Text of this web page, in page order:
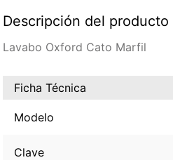
Descripción del producto
Lavabo Oxford Cato Marfil
Ficha Técnica
Modelo
Clave